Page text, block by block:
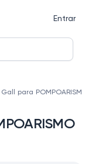
Entrar
para POMPOARISMO